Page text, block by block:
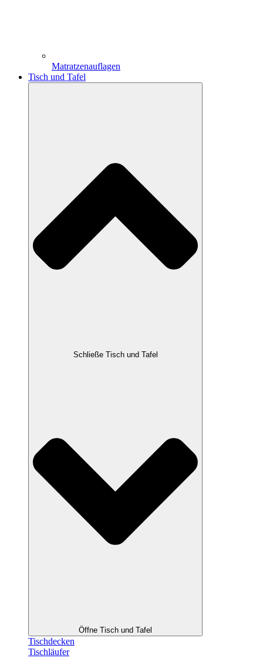
Matratzenauflagen
Tisch und Tafel
Schließe Tisch und Tafel
Öffne Tisch und Tafel
Tischdecken
Tischläufer